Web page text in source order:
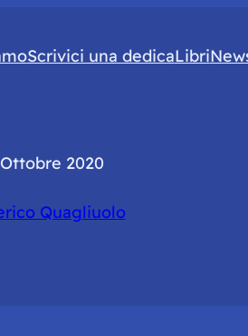
Scrivici una dedicaLibri
2020
Quagliuolo